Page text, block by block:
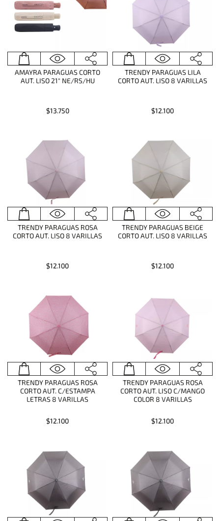
AMAYRA PARAGUAS CORTO
AUT. LISO 21" NE/RS/HU
$13.750
TRENDY PARAGUAS LILA
CORTO AUT. LISO 8 VARILLAS
$12.100
TRENDY PARAGUAS ROSA
CORTO AUT. LISO 8 VARILLAS
$12.100
TRENDY PARAGUAS BEIGE
CORTO AUT. LISO 8 VARILLAS
$12.100
TRENDY PARAGUAS ROSA
CORTO AUT. C/ESTAMPA
LETRAS 8 VARILLAS
$12.100
TRENDY PARAGUAS ROSA
CORTO AUT. LISO C/MANGO
COLOR 8 VARILLAS
$12.100